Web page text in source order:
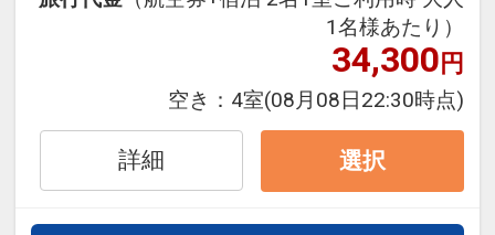
1名様あたり）
34,300円
空き： 4室(08月08日22:30時点)
詳細 選択